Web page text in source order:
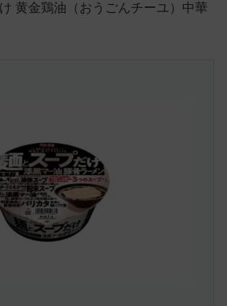
黄金鶏油（おうごんチーユ）中華